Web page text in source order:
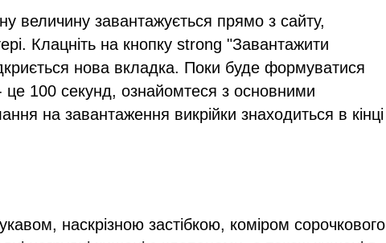
величину завантажується прямо з сайту,
Клацніть на кнопку strong "Завантажити
нова вкладка. Поки буде формуватися
це 100 секунд, ознайомтеся з основними
на завантаження викрійки знаходиться в кінці
наскрізною застібкою, коміром сорочкового